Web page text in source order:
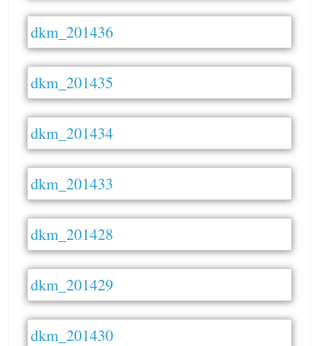
dkm_201436
dkm_201435
dkm_201434
dkm_201433
dkm_201428
dkm_201429
dkm_201430